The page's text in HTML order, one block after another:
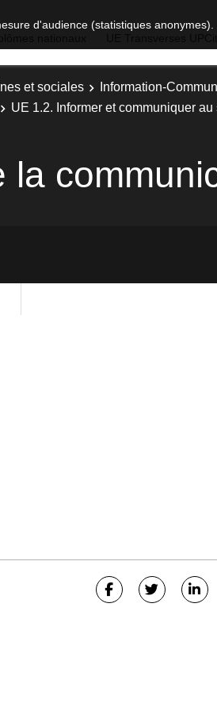
d'audience (statistiques anonymes).
et sociales
Information-
UE 1.2. Informer et communiquer
la